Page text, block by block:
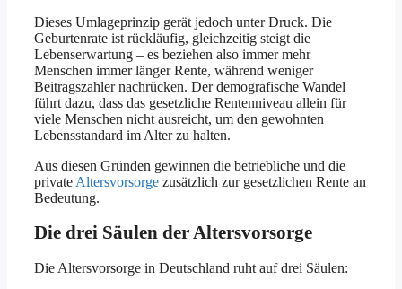
Dieses Umlageprinzip gerät jedoch unter Druck. Die
Geburtenrate ist rückläufig, gleichzeitig steigt die
Lebenserwartung – es beziehen also immer mehr
Menschen immer länger Rente, während weniger
Beitragszahler nachrücken. Der demografische Wandel
führt dazu, dass das gesetzliche Rentenniveau allein für
viele Menschen nicht ausreicht, um den gewohnten
Lebensstandard im Alter zu halten.
Aus diesen Gründen gewinnen die betriebliche und die
private Altersvorsorge zusätzlich zur gesetzlichen Rente an
Bedeutung.
Die drei Säulen der Altersvorsorge
Die Altersvorsorge in Deutschland ruht auf drei Säulen: